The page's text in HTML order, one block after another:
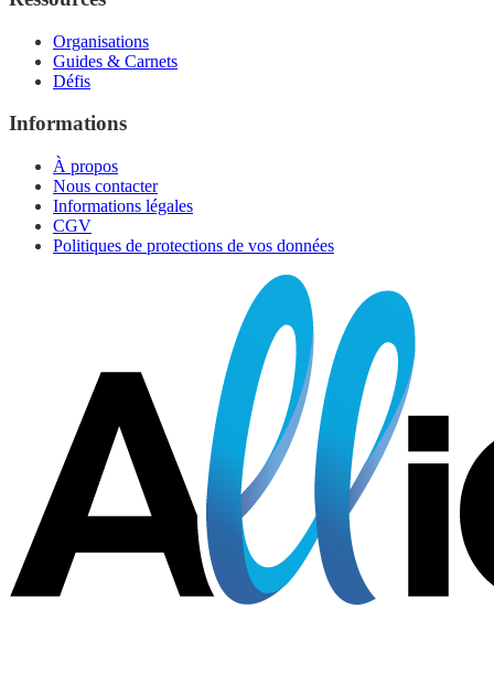
Organisations
Guides & Carnets
Défis
Informations
À propos
Nous contacter
Informations légales
CGV
Politiques de protections de vos données